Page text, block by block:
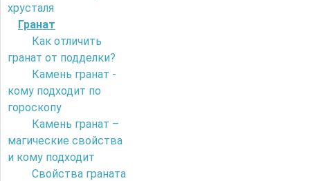
хрусталя
Гранат
Как отличить
гранат от подделки?
Камень гранат -
кому подходит по
гороскопу
Камень гранат –
магические свойства
и кому подходит
Свойства граната